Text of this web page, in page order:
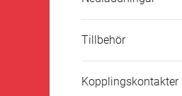
Tillbehör
Kopplingskontakter